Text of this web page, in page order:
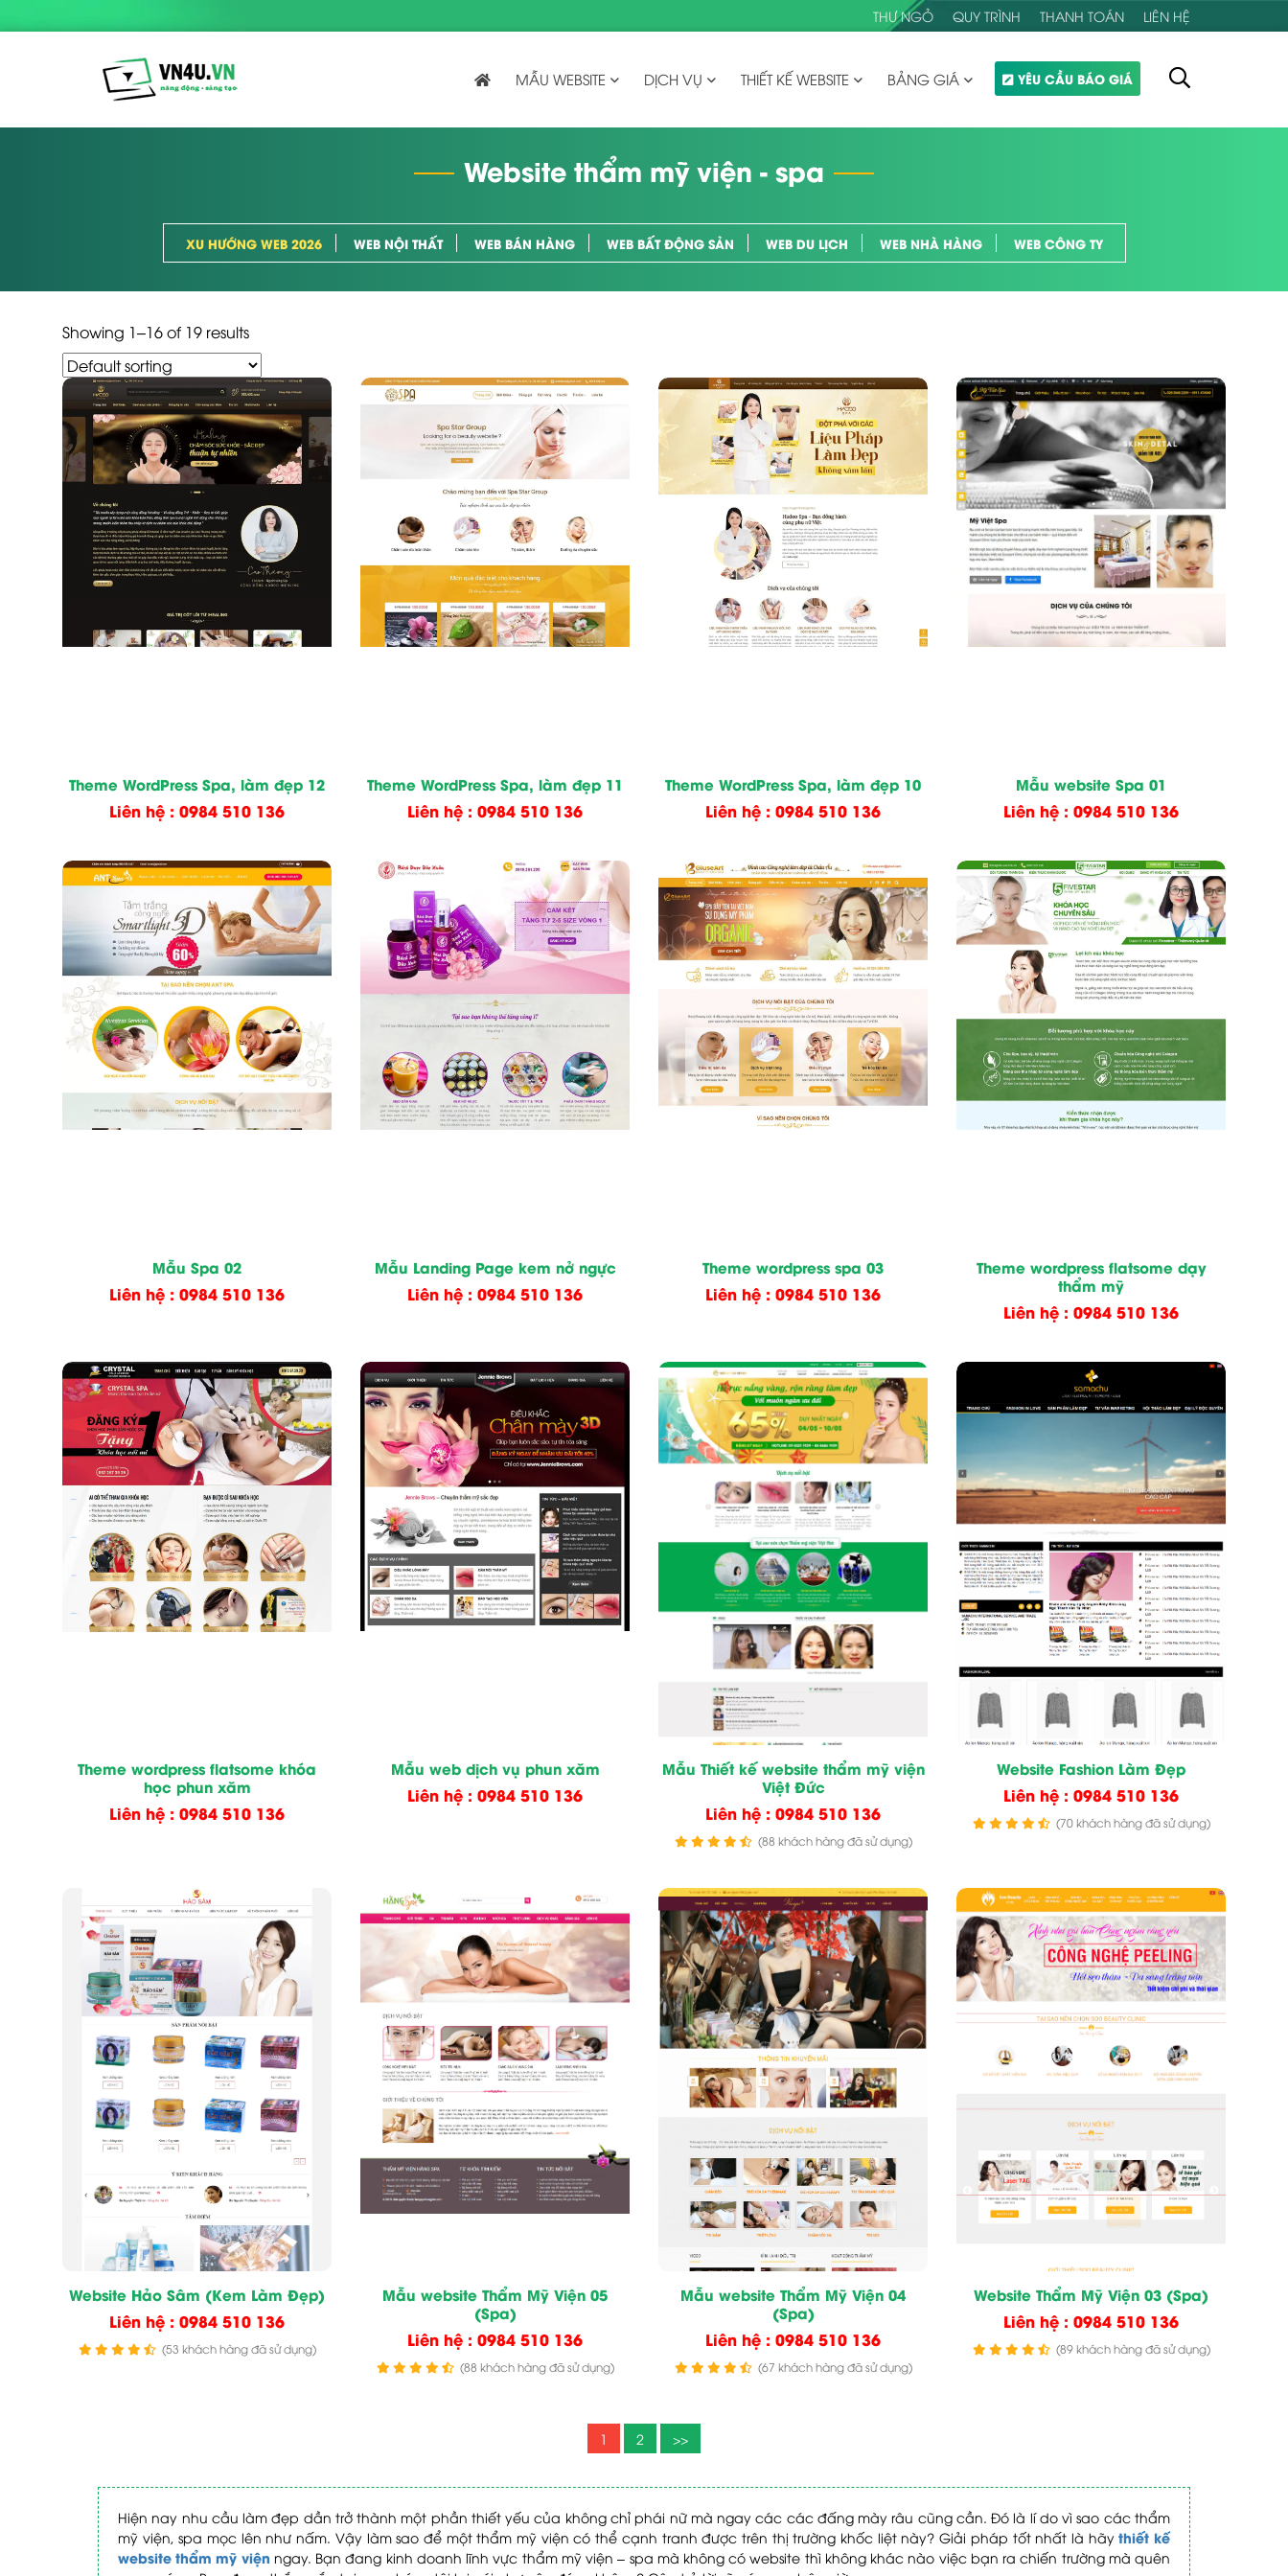
THƯ NGỎ QUY TRÌNH THANH TOÁN LIÊN HỆ
MẪU WEBSITE DỊCH VỤ THIẾT KẾ WEBSITE BẢNG GIÁ YÊU CẦU BÁO GIÁ
Website thẩm mỹ viện - spa
XU HƯỚNG WEB 2026 WEB NỘI THẤT WEB BÁN HÀNG WEB BẤT ĐỘNG SẢN WEB DU LỊCH WEB NHÀ HÀNG WEB CÔNG TY
Showing 1–16 of 19 results
Theme WordPress Spa, làm đẹp 12
Liên hệ : 0984 510 136
Theme WordPress Spa, làm đẹp 11
Liên hệ : 0984 510 136
Theme WordPress Spa, làm đẹp 10
Liên hệ : 0984 510 136
Mẫu website Spa 01
Liên hệ : 0984 510 136
Mẫu Spa 02
Liên hệ : 0984 510 136
Mẫu Landing Page kem nở ngực
Liên hệ : 0984 510 136
Theme wordpress spa 03
Liên hệ : 0984 510 136
Theme wordpress flatsome dạy
thẩm mỹ
Liên hệ : 0984 510 136
Theme wordpress flatsome khóa
học phun xăm
Liên hệ : 0984 510 136
Mẫu web dịch vụ phun xăm
Liên hệ : 0984 510 136
Mẫu Thiết kế website thẩm mỹ viện
Việt Đức
Liên hệ : 0984 510 136
(88 khách hàng đã sử dụng)
Website Fashion Làm Đẹp
Liên hệ : 0984 510 136
(70 khách hàng đã sử dụng)
Website Hảo Sâm (Kem Làm Đẹp)
Liên hệ : 0984 510 136
(53 khách hàng đã sử dụng)
Mẫu website Thẩm Mỹ Viện 05
(Spa)
Liên hệ : 0984 510 136
(88 khách hàng đã sử dụng)
Mẫu website Thẩm Mỹ Viện 04
(Spa)
Liên hệ : 0984 510 136
(67 khách hàng đã sử dụng)
Website Thẩm Mỹ Viện 03 (Spa)
Liên hệ : 0984 510 136
(89 khách hàng đã sử dụng)
1 2 >>
Hiện nay nhu cầu làm đẹp dần trở thành một phần thiết yếu của không chỉ phái nữ mà ngay các các đấng mày râu cũng cần. Đó là lí do vì sao các thẩm
mỹ viện, spa mọc lên như nấm. Vậy làm sao để một thẩm mỹ viện có thể cạnh tranh được trên thị trường khốc liệt này? Giải pháp tốt nhất là hãythiết kế
website thẩm mỹ viện ngay. Bạn đang kinh doanh lĩnh vực thẩm mỹ viện – spa mà không có website thì không khác nào việc bạn ra chiến trường mà quên